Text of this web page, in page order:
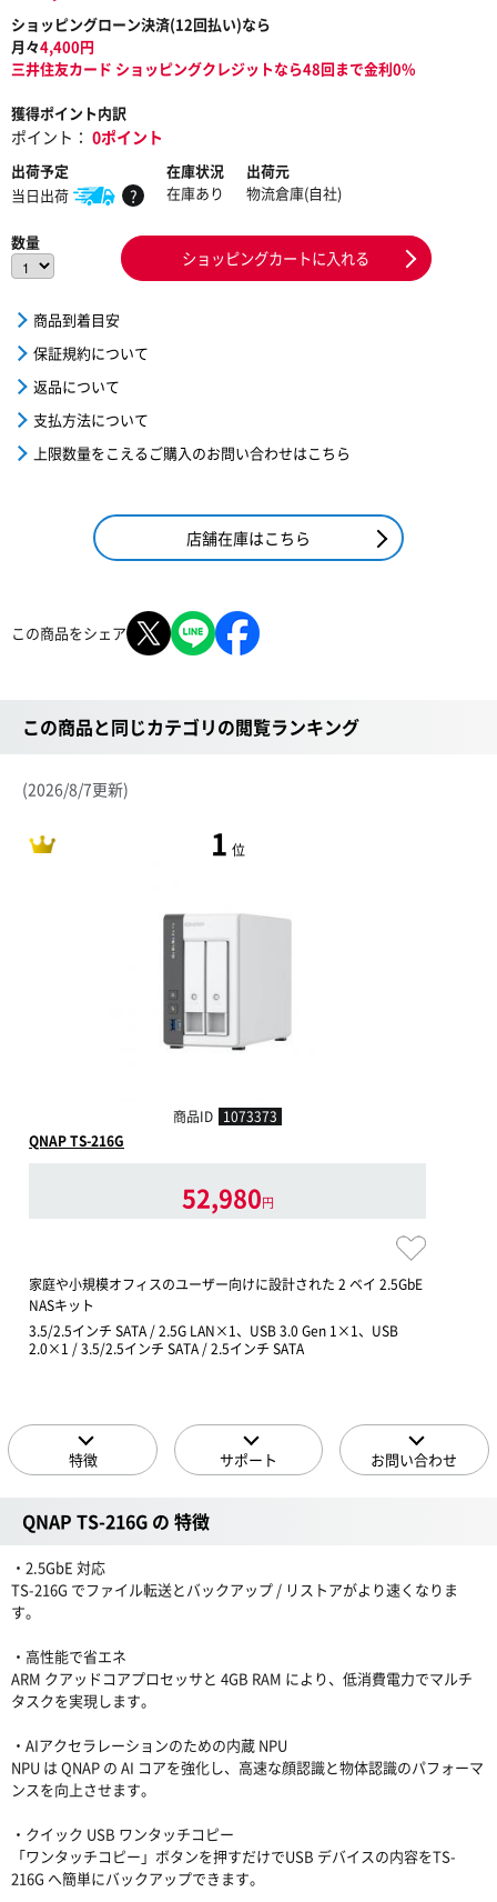
ショッピングローン決済(12回払い)なら
月々4,400円
三井住友カード ショッピングクレジットなら48回まで金利0%
獲得ポイント内訳
ポイント： 0ポイント
出荷予定
当日出荷
?
在庫状況
在庫あり
出荷元
物流倉庫(自社)
数量
ショッピングカートに入れる
商品到着目安
保証規約について
返品について
支払方法について
上限数量をこえるご購入のお問い合わせはこちら
店舗在庫はこちら
この商品をシェア
この商品と同じカテゴリの閲覧ランキング
(2026/8/7更新)
1 位
商品ID 1073373
QNAP TS-216G
52,980円
家庭や小規模オフィスのユーザー向けに設計された 2 ベイ 2.5GbE
NASキット
3.5/2.5インチ SATA / 2.5G LAN×1、USB 3.0 Gen 1×1、USB
2.0×1 / 3.5/2.5インチ SATA / 2.5インチ SATA
特徴 サポート お問い合わせ
QNAP TS-216G の 特徴
・2.5GbE 対応
TS-216G でファイル転送とバックアップ / リストアがより速くなりま
す。
・高性能で省エネ
ARM クアッドコアプロセッサと 4GB RAM により、低消費電力でマルチ
タスクを実現します。
・AIアクセラレーションのための内蔵 NPU
NPU は QNAP の AI コアを強化し、高速な顔認識と物体認識のパフォーマ
ンスを向上させます。
・クイック USB ワンタッチコピー
「ワンタッチコピー」ボタンを押すだけでUSB デバイスの内容をTS-
216G へ簡単にバックアップできます。